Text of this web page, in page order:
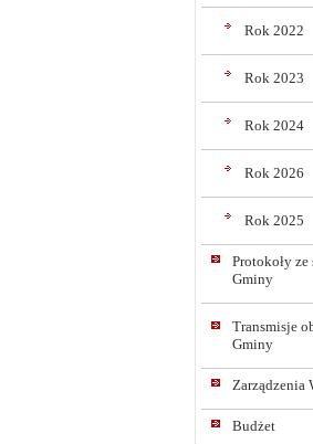
Rok 2022
Rok 2023
Rok 2024
Rok 2026
Rok 2025
Protokoły
Gminy
Transmisje
Gminy
Zarządzenia
Budżet